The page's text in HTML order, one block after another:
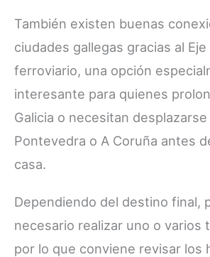
También existen buenas
ciudades gallegas gracias al
ferroviario, una opción
interesante para quienes
Galicia o necesitan
Pontevedra o A Coruña antes
casa.
Dependiendo del destino final,
necesario realizar uno o varios
por lo que conviene revisar los